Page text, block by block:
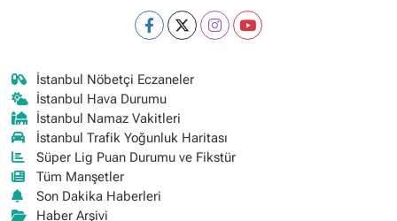
İstanbul Nöbetçi Eczaneler
İstanbul Hava Durumu
İstanbul Namaz Vakitleri
İstanbul Trafik Yoğunluk Haritası
Süper Lig Puan Durumu ve Fikstür
Tüm Manşetler
Son Dakika Haberleri
Haber Arşivi